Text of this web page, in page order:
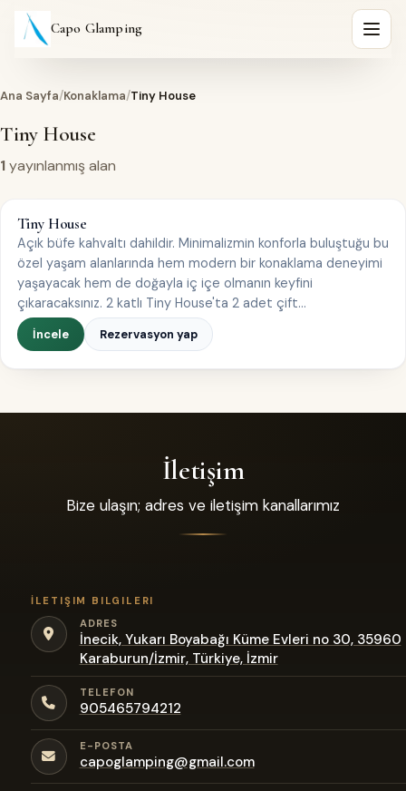
Capo Glamping
Ana Sayfa/Konaklama/Tiny House
Tiny House
1yayınlanmış alan
2–4 kişi
Tiny House
Açık büfe kahvaltı dahildir. Minimalizmin konforla buluştuğu bu
özel yaşam alanlarında hem modern bir konaklama deneyimi
yaşayacak hem de doğayla iç içe olmanın keyfini
çıkaracaksınız. 2 katlı Tiny House'ta 2 adet çift…
İncele Rezervasyon yap
İletişim
Bize ulaşın; adres ve iletişim kanallarımız
İLETIŞIM BILGILERI
ADRES
İnecik, Yukarı Boyabağı Küme Evleri no 30, 35960
Karaburun/İzmir, Türkiye, İzmir
TELEFON
905465794212
E-POSTA
capoglamping@gmail.com